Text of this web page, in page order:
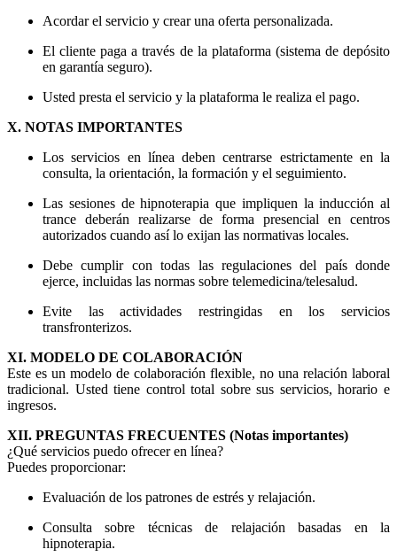
Acordar el servicio y crear una oferta personalizada.
El cliente paga a través de la plataforma (sistema de depósito
en garantía seguro).
Usted presta el servicio y la plataforma le realiza el pago.
X. NOTAS IMPORTANTES
Los servicios en línea deben centrarse estrictamente en la
consulta, la orientación, la formación y el seguimiento.
Las sesiones de hipnoterapia que impliquen la inducción al
trance deberán realizarse de forma presencial en centros
autorizados cuando así lo exijan las normativas locales.
Debe cumplir con todas las regulaciones del país donde
ejerce, incluidas las normas sobre telemedicina/telesalud.
Evite las actividades restringidas en los servicios
transfronterizos.
XI. MODELO DE COLABORACIÓN
Este es un modelo de colaboración flexible, no una relación laboral
tradicional. Usted tiene control total sobre sus servicios, horario e
ingresos.
XII. PREGUNTAS FRECUENTES (Notas importantes)
¿Qué servicios puedo ofrecer en línea?
Puedes proporcionar:
Evaluación de los patrones de estrés y relajación.
Consulta sobre técnicas de relajación basadas en la
hipnoterapia.